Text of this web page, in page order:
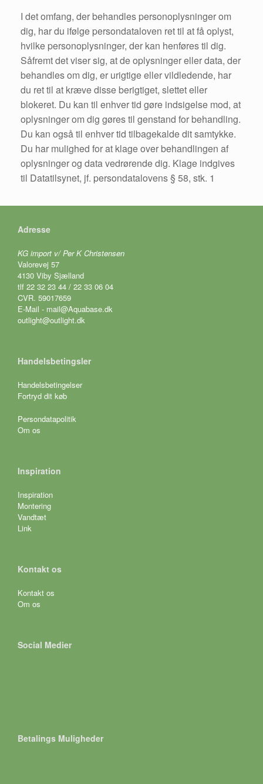
I det omfang, der behandles personoplysninger om
dig, har du ifølge persondataloven ret til at få oplyst,
hvilke personoplysninger, der kan henføres til dig.
Såfremt det viser sig, at de oplysninger eller data, der
behandles om dig, er urigtige eller vildledende, har
du ret til at kræve disse berigtiget, slettet eller
blokeret. Du kan til enhver tid gøre indsigelse mod, at
oplysninger om dig gøres til genstand for behandling.
Du kan også til enhver tid tilbagekalde dit samtykke.
Du har mulighed for at klage over behandlingen af
oplysninger og data vedrørende dig. Klage indgives
til Datatilsynet, jf. persondatalovens § 58, stk. 1
Adresse
KG import v/ Per K Christensen
Valorevej 57
4130 Viby Sjælland
tlf 22 32 23 44 / 22 33 06 04
CVR. 59017659
E-Mail - mail@Aquabase.dk
outlight@outlight.dk
Handelsbetingsler
Handelsbetingelser
Fortryd dit køb
Persondatapolitik
Om os
Inspiration
Inspiration
Montering
Vandtæt
Link
Kontakt os
Kontakt os
Om os
Social Medier
Betalings Muligheder